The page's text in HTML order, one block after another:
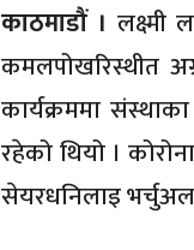
काठमाडौं । लक्ष्मी
कमलपोखरिस्थीत
कार्यक्रममा
रहेको थियो ।
सेयरधनिलाइ भर्चुअल